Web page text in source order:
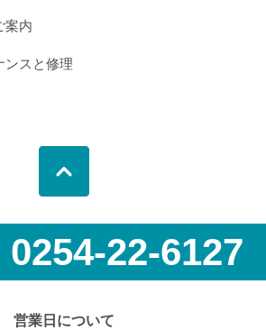
案内
ンスと修理
0254-22-6127
営業日について